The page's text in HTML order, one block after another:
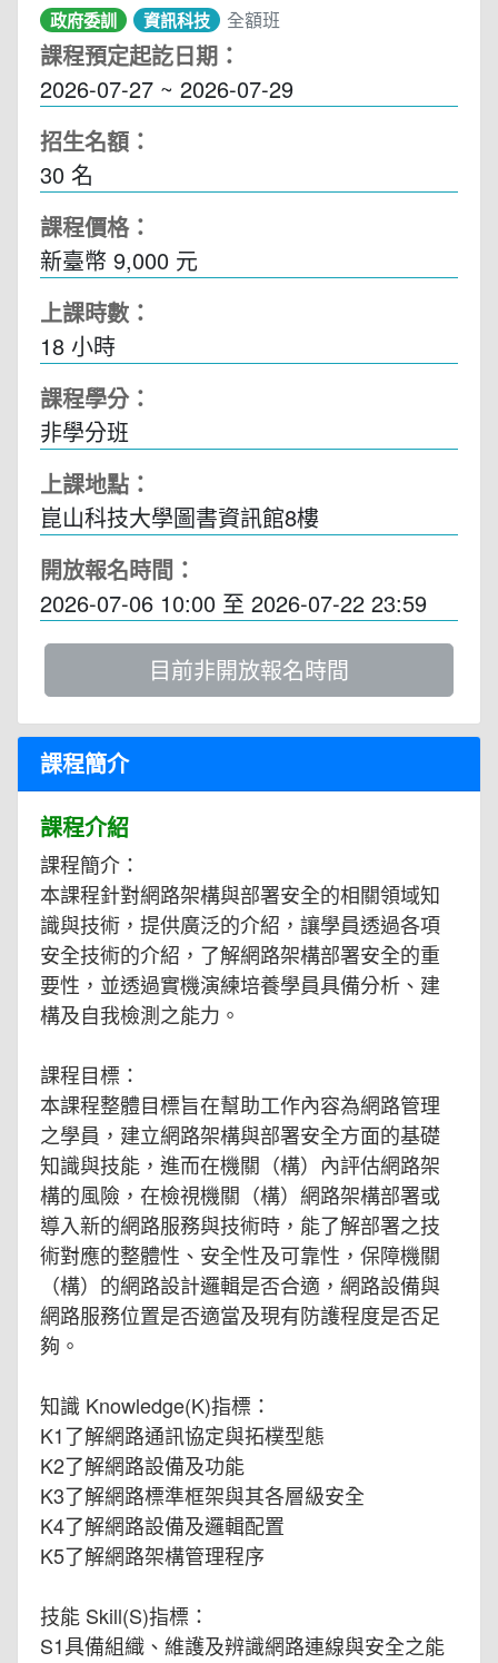
政府委訓 資訊科技 全額班
課程預定起訖日期：
2026-07-27 ~ 2026-07-29
招生名額：
30 名
課程價格：
新臺幣 9,000 元
上課時數：
18 小時
課程學分：
非學分班
上課地點：
崑山科技大學圖書資訊館8樓
開放報名時間：
2026-07-06 10:00 至 2026-07-22 23:59
目前非開放報名時間
課程簡介
課程介紹
課程簡介：
本課程針對網路架構與部署安全的相關領域知
識與技術，提供廣泛的介紹，讓學員透過各項
安全技術的介紹，了解網路架構部署安全的重
要性，並透過實機演練培養學員具備分析、建
構及自我檢測之能力。
課程目標：
本課程整體目標旨在幫助工作內容為網路管理
之學員，建立網路架構與部署安全方面的基礎
知識與技能，進而在機關（構）內評估網路架
構的風險，在檢視機關（構）網路架構部署或
導入新的網路服務與技術時，能了解部署之技
術對應的整體性、安全性及可靠性，保障機關
（構）的網路設計邏輯是否合適，網路設備與
網路服務位置是否適當及現有防護程度是否足
夠。
知識 Knowledge(K)指標：
K1了解網路通訊協定與拓樸型態
K2了解網路設備及功能
K3了解網路標準框架與其各層級安全
K4了解網路設備及邏輯配置
K5了解網路架構管理程序
技能 Skill(S)指標：
S1具備組織、維護及辨識網路連線與安全之能